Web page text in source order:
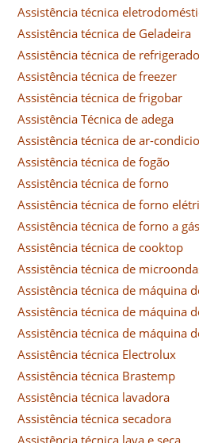
Assistência técnica
Assistência técnica de Geladeira
Assistência técnica de
Assistência técnica de freezer
Assistência técnica de frigobar
Assistência Técnica de adega
Assistência técnica de ar-
Assistência técnica de fogão
Assistência técnica de forno
Assistência técnica de forno
Assistência técnica de forno a gás
Assistência técnica de cooktop
Assistência técnica de
Assistência técnica de máquina
Assistência técnica de máquina
Assistência técnica de máquina
Assistência técnica Electrolux
Assistência técnica Brastemp
Assistência técnica lavadora
Assistência técnica secadora